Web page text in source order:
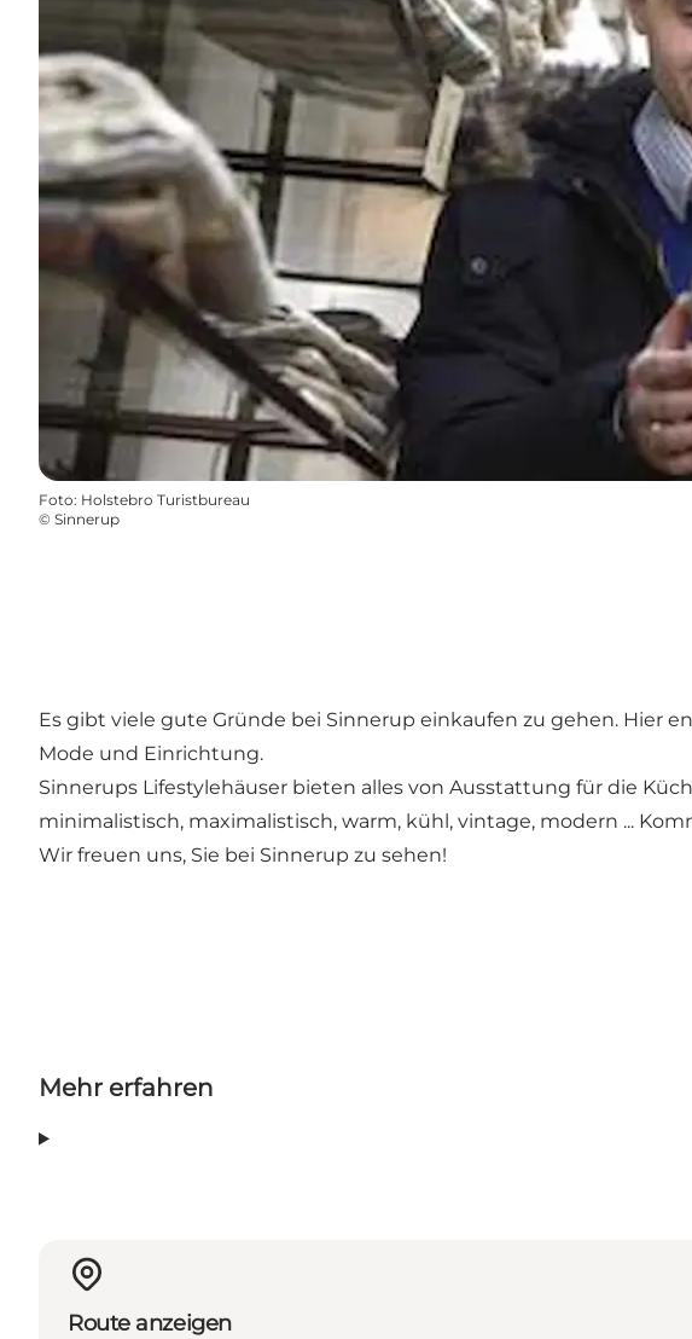
Foto: Holstebro Turistbureau
© Sinnerup
Es gibt viele gute Gründe bei Sinnerup einkaufen zu gehen. Hier
Mode und Einrichtung.
Sinnerups Lifestylehäuser bieten alles von Ausstattung für die
minimalistisch, maximalistisch, warm, kühl, vintage, modern ...
Wir freuen uns, Sie bei Sinnerup zu sehen!
Mehr erfahren
Route anzeigen